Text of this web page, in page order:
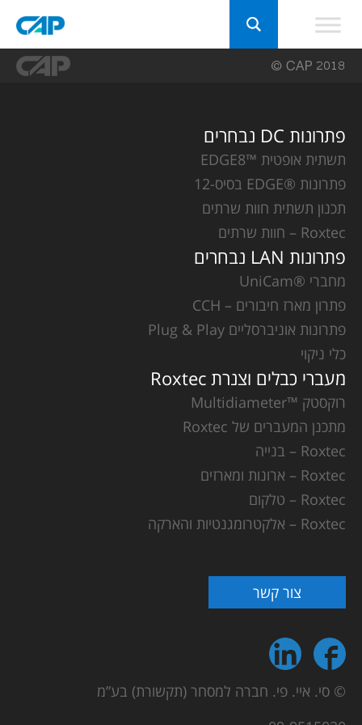
פתרונות DC נבחרים
תשתית אופטית ™EDGE8
פתרונות ®EDGE בסיס-12
תכנון תשתית חוות שרתים
Roxtec – חוות שרתים
פתרונות LAN נבחרים
מחברי ®UniCam
פתרון מארז חיבורים – CCH
פתרונות אוניברסליים Plug & Play
כלי ניקוי
מעברי כבלים וצנרת Roxtec
רוקסטק ™Multidiameter
מתכנן המעברים של Roxtec
Roxtec – בנייה
Roxtec – ארונות ומארזים
Roxtec – טלקום
Roxtec – אלקטרומגנטיות והארקה
צור קשר
© סי. איי. פי. חברה למסחר (תקשורת) בע”מ